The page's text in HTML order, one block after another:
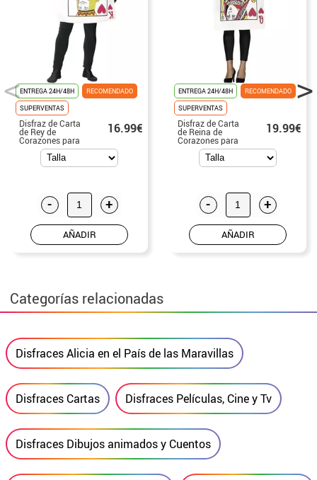
ENTREGA 24H/48H
RECOMENDADO
SUPERVENTAS
Disfraz de Carta
de Rey de
Corazones para
adultos
16.99€
- +
AÑADIR
ENTREGA 24H/48H
RECOMENDADO
SUPERVENTAS
Disfraz de Carta
de Reina de
Corazones para
adultos
19.99€
- +
AÑADIR
Categorías relacionadas
Disfraces Alicia en el País de las Maravillas
Disfraces Cartas Disfraces Películas, Cine y Tv
Disfraces Dibujos animados y Cuentos